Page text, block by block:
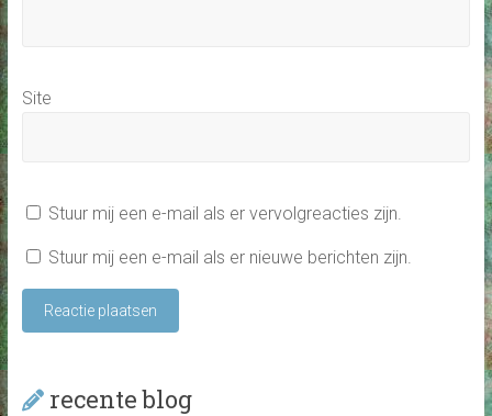
Site
Stuur mij een e-mail als er vervolgreacties zijn.
Stuur mij een e-mail als er nieuwe berichten zijn.
recente blog